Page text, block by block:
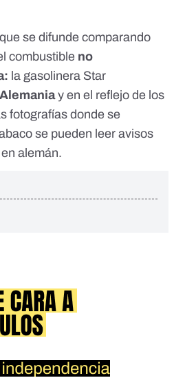
se difunde comparando
combustible no
la gasolinera Star
y en el reflejo de los
fotografías donde se
se pueden leer avisos
alemán.